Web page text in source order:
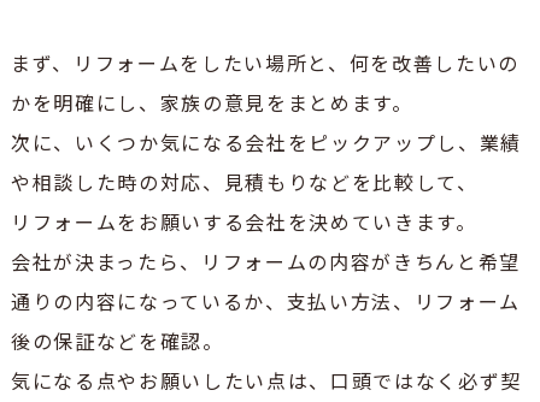
まず、リフォームをしたい場所と、何を改善したいの
かを明確にし、家族の意見をまとめます。
次に、いくつか気になる会社をピックアップし、業績
や相談した時の対応、見積もりなどを比較して、
リフォームをお願いする会社を決めていきます。
会社が決まったら、リフォームの内容がきちんと希望
通りの内容になっているか、支払い方法、リフォーム
後の保証などを確認。
気になる点やお願いしたい点は、口頭ではなく必ず契